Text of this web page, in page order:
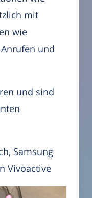
mit
wie
und
und sind
Samsung
Vivoactive